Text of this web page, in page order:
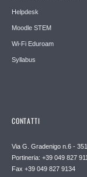
Helpdesk
Moodle STEM
Wi-Fi Eduroam
Syllabus
CONTATTI
Via G. Gradenigo n.6 -
Portineria: +39 049 827
Fax +39 049 827 9134